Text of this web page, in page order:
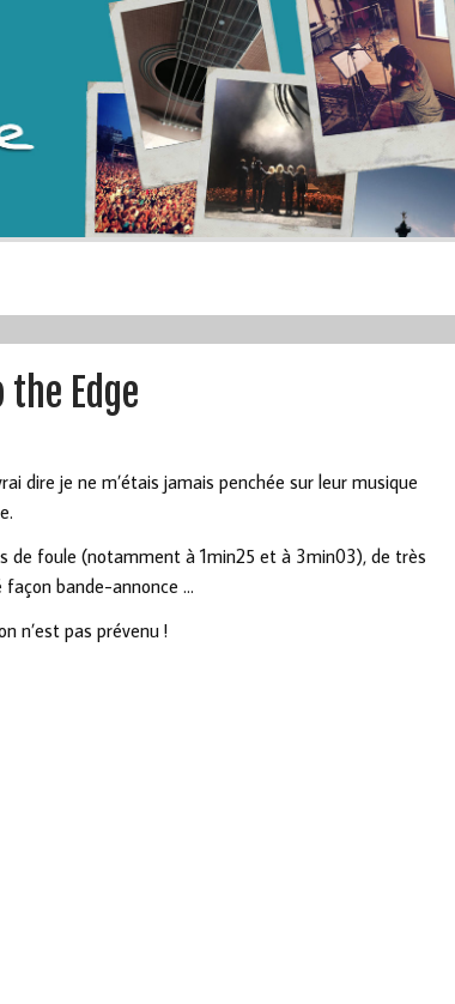
Edge
dire je ne m’étais jamais penchée sur leur musique
de foule (notamment à 1min25 et à 3min03), de très
bande-annonce …
n’est pas prévenu !